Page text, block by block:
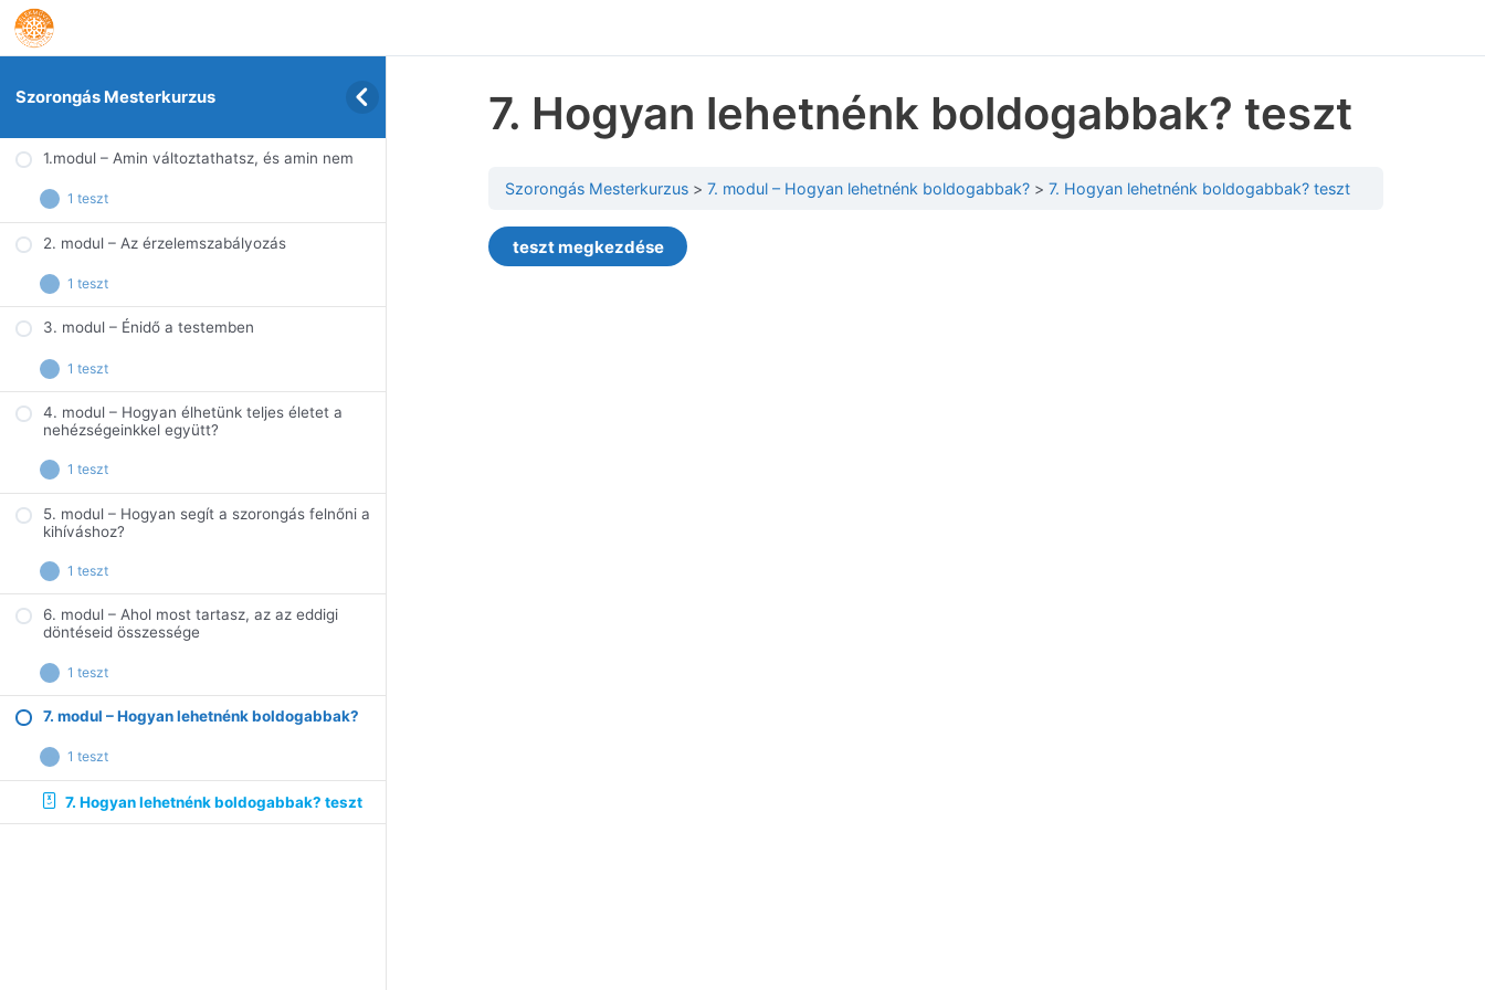
Szorongás Mesterkurzus
1.modul – Amin változtathatsz, és amin nem
1 teszt
1.Amin változtathatsz, és amin nem teszt
2. modul – Az érzelemszabályozás
1 teszt
2. Az érzelemszabályozás – teszt
3. modul – Énidő a testemben
1 teszt
3. Énidő a testemben teszt
4. modul – Hogyan élhetünk teljes életet a
nehézségeinkkel együtt?
1 teszt
4. Hogyan élhetük teljes életet a
nehézségeinkkel együtt? teszt
5. modul – Hogyan segít a szorongás felnőni a
kihíváshoz?
1 teszt
5. Hogyan segít a szorongás felnőni a
kihíváshoz? teszt
6. modul – Ahol most tartasz, az az eddigi
döntéseid összessége
1 teszt
6. Ahol tartasz most, az az eddigi döntéseid
7. modul – Hogyan lehetnénk boldogabbak?
1 teszt
7. Hogyan lehetnénk boldogabbak? teszt
7. Hogyan lehetnénk boldogabbak? teszt
Szorongás Mesterkurzus 7. modul – Hogyan lehetnénk boldogabbak? 7. Hogyan lehetnénk boldogabbak? teszt